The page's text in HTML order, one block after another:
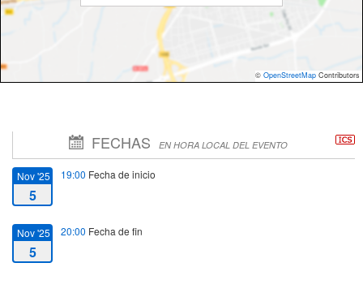
© OpenStreetMap Contributors
FECHAS EN HORA LOCAL DEL EVENTO
Nov '25
5
19:00 Fecha de inicio
Nov '25
5
20:00 Fecha de fin